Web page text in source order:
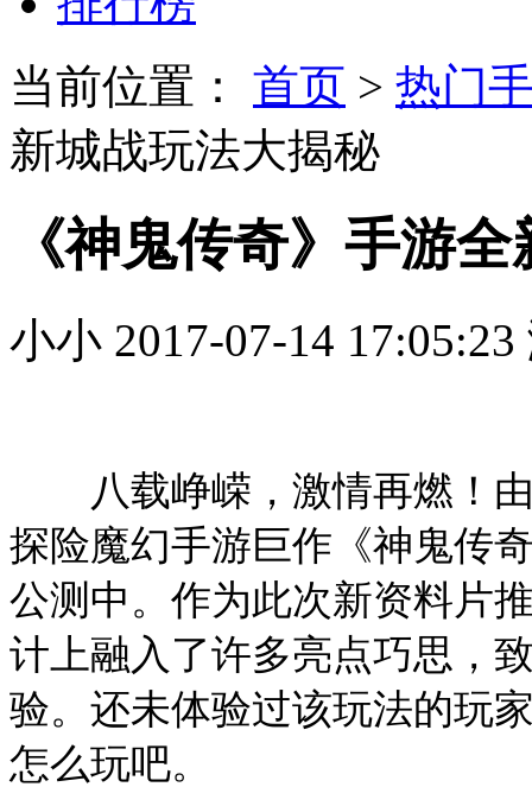
当前位置：
首页 > 热门
新城战玩法大揭秘
《神鬼传奇》手游
小小 2017-07-14 17:05:23
八载峥嵘，激情再燃！由
探险魔幻手游巨作《神鬼传
公测中。作为此次新资料片
计上融入了许多亮点巧思，
验。还未体验过该玩法的玩
怎么玩吧。